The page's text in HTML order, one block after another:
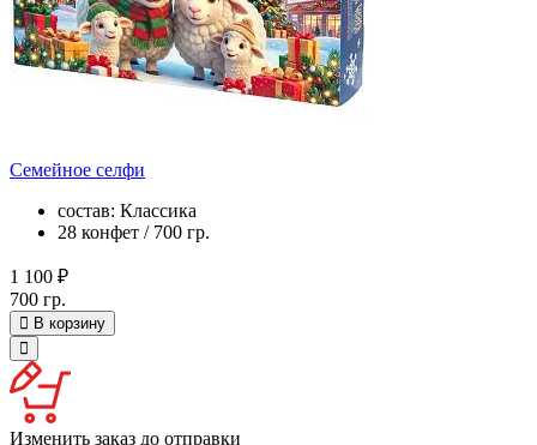
Семейное селфи
состав: Классика
28 конфет / 700 гр.
1 100 ₽
700 гр.
В корзину
Изменить заказ до отправки